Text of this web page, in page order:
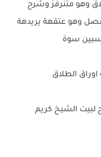
وهو متنرفز وشرح
وهو عتقهة يريدهة
سوة
الطلاق
لبيت الشيخ كريم